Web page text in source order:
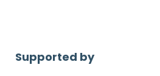
Supported by